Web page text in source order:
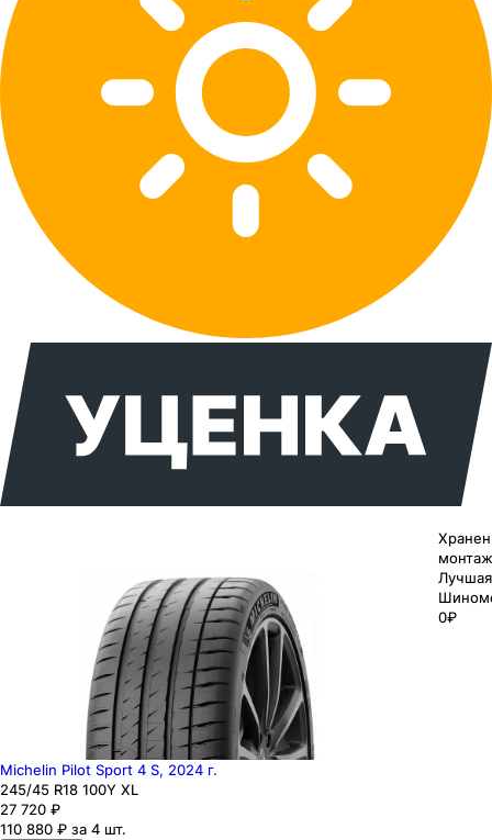
0₽
Michelin Pilot Sport 4 S, 2024 г.
245/45 R18 100Y XL
27 720 ₽
110 880 ₽ за 4 шт.